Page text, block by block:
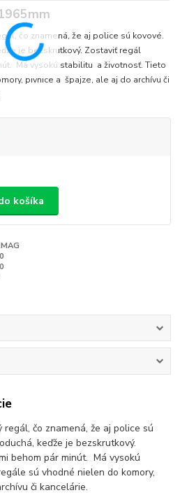
čo znamená, že aj police sú kovové.
je bezskrutkový. Zostaviť regál
Má vysokú stabilitu a životnosť. Tieto
pivnice a špajze, ale aj do archívu či
košíka
čo znamená, že aj police sú
keďže je bezskrutkový.
behom pár minút. Má vysokú
sú vhodné nielen do komory,
či kancelárie.